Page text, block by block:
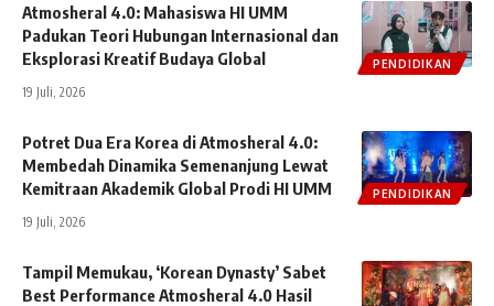
PENDIDIKAN
Atmosheral 4.0: Mahasiswa HI UMM
Padukan Teori Hubungan Internasional dan
Eksplorasi Kreatif Budaya Global
19 Juli, 2026
PENDIDIKAN
Potret Dua Era Korea di Atmosheral 4.0:
Membedah Dinamika Semenanjung Lewat
Kemitraan Akademik Global Prodi HI UMM
19 Juli, 2026
Tampil Memukau, ‘Korean Dynasty’ Sabet
Best Performance Atmosheral 4.0 Hasil